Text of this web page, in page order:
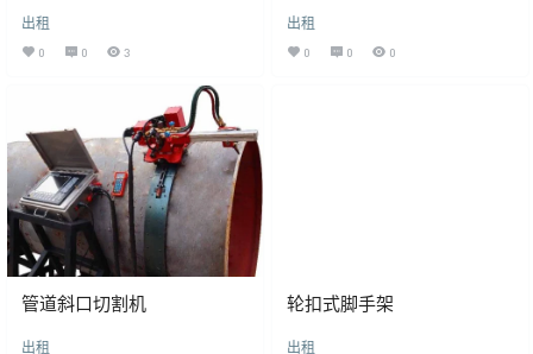
出租
0 0 3
出租
0 0 0
管道斜口切割机
出租
轮扣式脚手架
出租